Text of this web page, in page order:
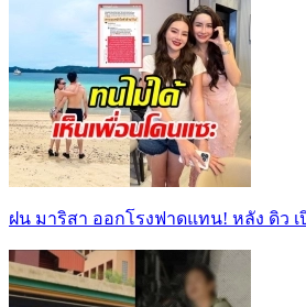
ฝน มาริสา ออกโรงฟาดแทน! หลัง ดิว